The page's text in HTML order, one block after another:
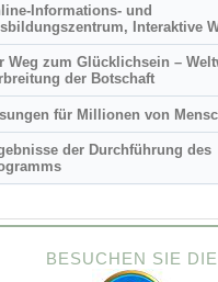
Informations- und
Interaktive
Weg zum Glücklichsein –
der Botschaft
für Millionen von
der Durchführung des
BESUCHEN SIE DIE